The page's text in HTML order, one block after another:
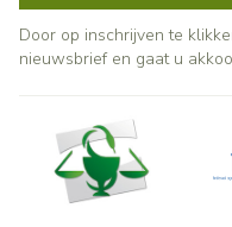
Door op inschrijven te
nieuwsbrief en gaat u